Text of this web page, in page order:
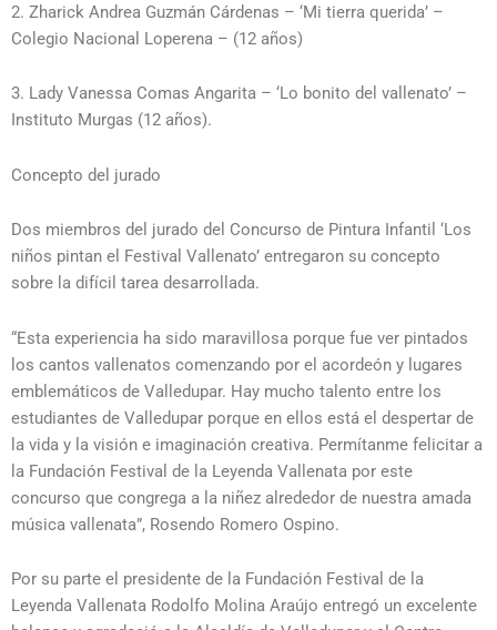
2. Zharick Andrea Guzmán Cárdenas – ‘Mi tierra querida’ –
Colegio Nacional Loperena – (12 años)
3. Lady Vanessa Comas Angarita – ‘Lo bonito del vallenato’ –
Instituto Murgas (12 años).
Concepto del jurado
Dos miembros del jurado del Concurso de Pintura Infantil ‘Los
niños pintan el Festival Vallenato’ entregaron su concepto
sobre la difícil tarea desarrollada.
“Esta experiencia ha sido maravillosa porque fue ver pintados
los cantos vallenatos comenzando por el acordeón y lugares
emblemáticos de Valledupar. Hay mucho talento entre los
estudiantes de Valledupar porque en ellos está el despertar de
la vida y la visión e imaginación creativa. Permítanme felicitar a
la Fundación Festival de la Leyenda Vallenata por este
concurso que congrega a la niñez alrededor de nuestra amada
música vallenata”, Rosendo Romero Ospino.
Por su parte el presidente de la Fundación Festival de la
Leyenda Vallenata Rodolfo Molina Araújo entregó un excelente